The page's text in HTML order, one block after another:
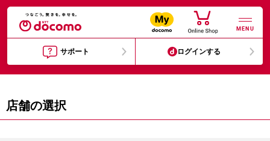
MENU
サポート ログインする
店舗の選択